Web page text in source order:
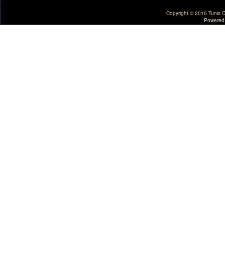
Copyright © 2015 Tunis